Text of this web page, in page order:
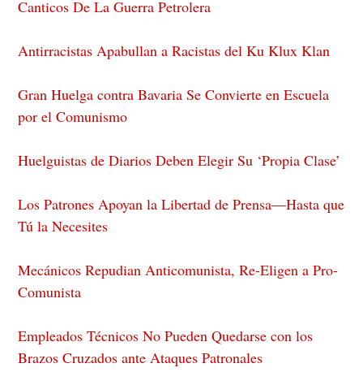
Canticos De La Guerra Petrolera
Antirracistas Apabullan a Racistas del Ku Klux Klan
Gran Huelga contra Bavaria Se Convierte en Escuela
por el Comunismo
Huelguistas de Diarios Deben Elegir Su ‘Propia Clase’
Los Patrones Apoyan la Libertad de Prensa—Hasta que
Tú la Necesites
Mecánicos Repudian Anticomunista, Re-Eligen a Pro-
Comunista
Empleados Técnicos No Pueden Quedarse con los
Brazos Cruzados ante Ataques Patronales